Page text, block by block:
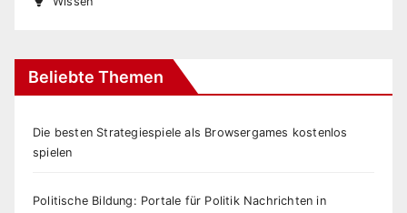
Beliebte Themen
Die besten Strategiespiele als Browsergames kostenlos
spielen
Politische Bildung: Portale für Politik Nachrichten in